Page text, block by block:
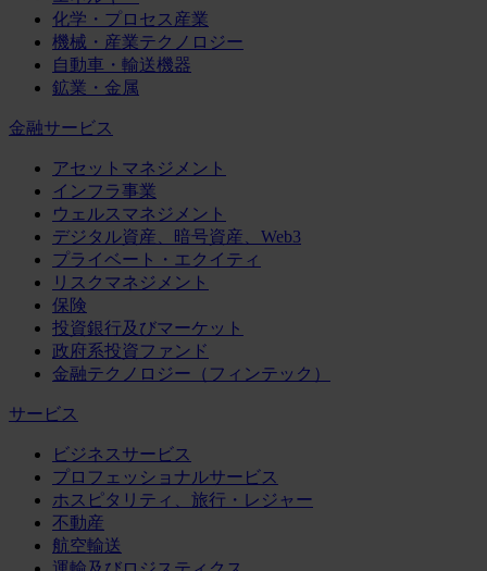
化学・プロセス産業
機械・産業テクノロジー
自動車・輸送機器
鉱業・金属
金融サービス
アセットマネジメント
インフラ事業
ウェルスマネジメント
デジタル資産、暗号資産、Web3
プライベート・エクイティ
リスクマネジメント
保険
投資銀行及びマーケット
政府系投資ファンド
金融テクノロジー（フィンテック）
サービス
ビジネスサービス
プロフェッショナルサービス
ホスピタリティ、旅行・レジャー
不動産
航空輸送